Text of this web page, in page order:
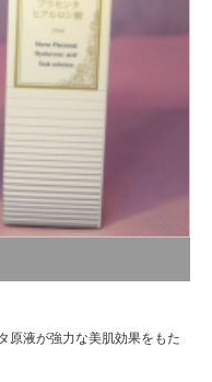
原液が強力な美肌効果をもた